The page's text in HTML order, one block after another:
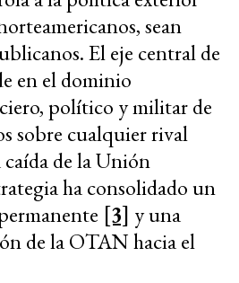
sean
El eje central de
en el dominio
político y militar de
sobre cualquier rival
de la Unión
ha consolidado un
[3] y una
de la OTAN hacia el